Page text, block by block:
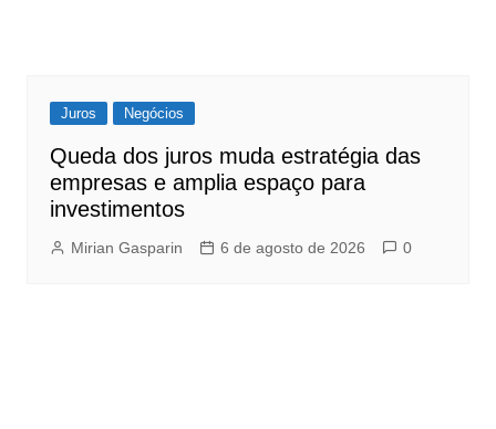
Juros Negócios
Queda dos juros muda estratégia das
empresas e amplia espaço para
investimentos
Mirian Gasparin 6 de agosto de 2026 0